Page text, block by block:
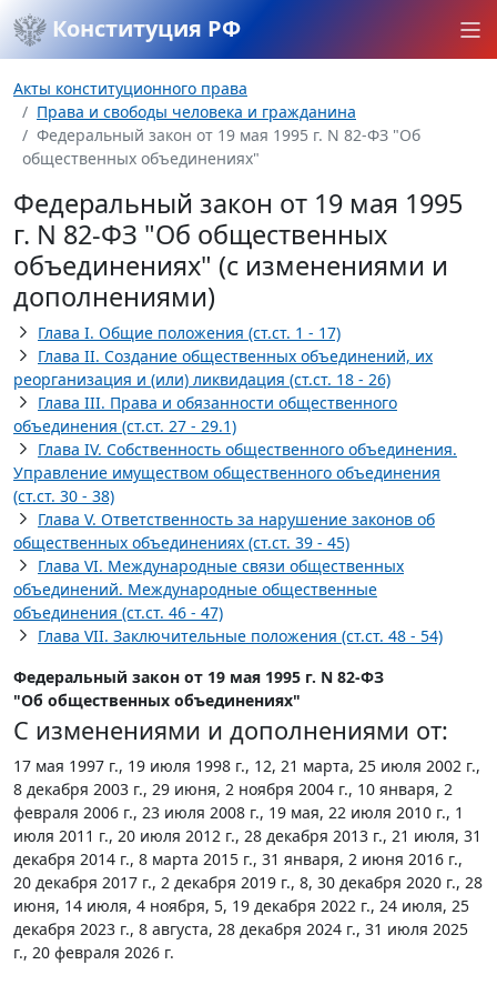
Конституция РФ
Акты конституционного права
Права и свободы человека и гражданина
Федеральный закон от 19 мая 1995 г. N 82-ФЗ "Об
общественных объединениях"
Федеральный закон от 19 мая 1995
г. N 82-ФЗ "Об общественных
объединениях" (с изменениями и
дополнениями)
Глава I. Общие положения (ст.ст. 1 - 17)
Глава II. Создание общественных объединений, их
реорганизация и (или) ликвидация (ст.ст. 18 - 26)
Глава III. Права и обязанности общественного
объединения (ст.ст. 27 - 29.1)
Глава IV. Собственность общественного объединения.
Управление имуществом общественного объединения
(ст.ст. 30 - 38)
Глава V. Ответственность за нарушение законов об
общественных объединениях (ст.ст. 39 - 45)
Глава VI. Международные связи общественных
объединений. Международные общественные
объединения (ст.ст. 46 - 47)
Глава VII. Заключительные положения (ст.ст. 48 - 54)
Федеральный закон от 19 мая 1995 г. N 82-ФЗ
"Об общественных объединениях"
С изменениями и дополнениями от:
17 мая 1997 г., 19 июля 1998 г., 12, 21 марта, 25 июля 2002 г.,
8 декабря 2003 г., 29 июня, 2 ноября 2004 г., 10 января, 2
февраля 2006 г., 23 июля 2008 г., 19 мая, 22 июля 2010 г., 1
июля 2011 г., 20 июля 2012 г., 28 декабря 2013 г., 21 июля, 31
декабря 2014 г., 8 марта 2015 г., 31 января, 2 июня 2016 г.,
20 декабря 2017 г., 2 декабря 2019 г., 8, 30 декабря 2020 г., 28
июня, 14 июля, 4 ноября, 5, 19 декабря 2022 г., 24 июля, 25
декабря 2023 г., 8 августа, 28 декабря 2024 г., 31 июля 2025
г., 20 февраля 2026 г.